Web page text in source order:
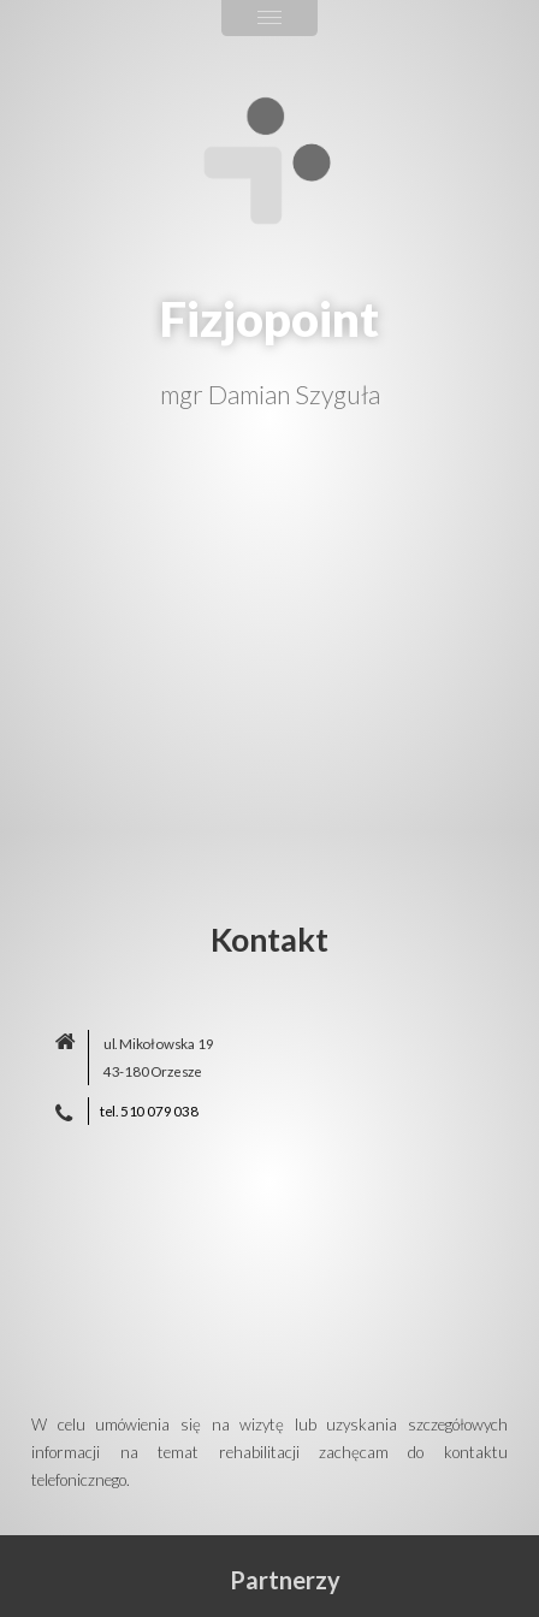
Fizjopoint
mgr Damian Szyguła
Kontakt
ul. Mikołowska 19
43-180 Orzesze
tel. 510 079 038
W celu umówienia się na wizytę lub uzyskania szczegółowych
informacji na temat rehabilitacji zachęcam do kontaktu
telefonicznego.
Partnerzy